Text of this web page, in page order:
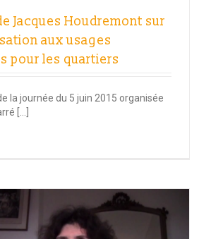
Jacques Houdremont sur
aux usages
pour les quartiers
la journée du 5 juin 2015 organisée
[…]